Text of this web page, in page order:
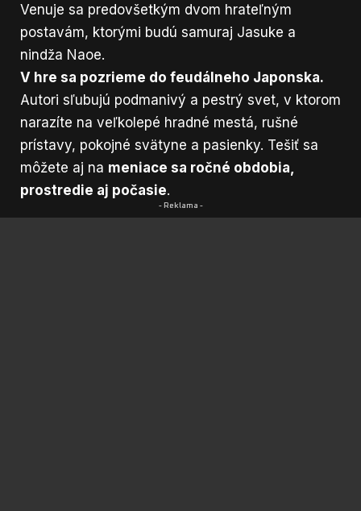
Venuje sa predovšetkým dvom hrateľným
postavám, ktorými budú samuraj Jasuke a
nindža Naoe.
V hre sa pozrieme do feudálneho Japonska.
Autori sľubujú podmanivý a pestrý svet, v ktorom
narazíte na veľkolepé hradné mestá, rušné
prístavy, pokojné svätyne a pasienky. Tešiť sa
môžete aj na meniace sa ročné obdobia,
prostredie aj počasie.
- Reklama -